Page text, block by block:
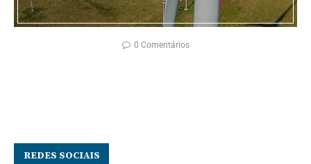
0 Comentários
REDES SOCIAIS